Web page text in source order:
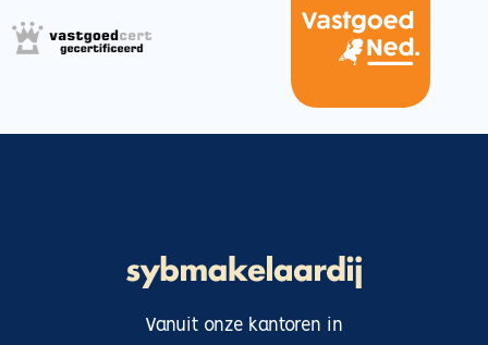
Vanuit onze kantoren in